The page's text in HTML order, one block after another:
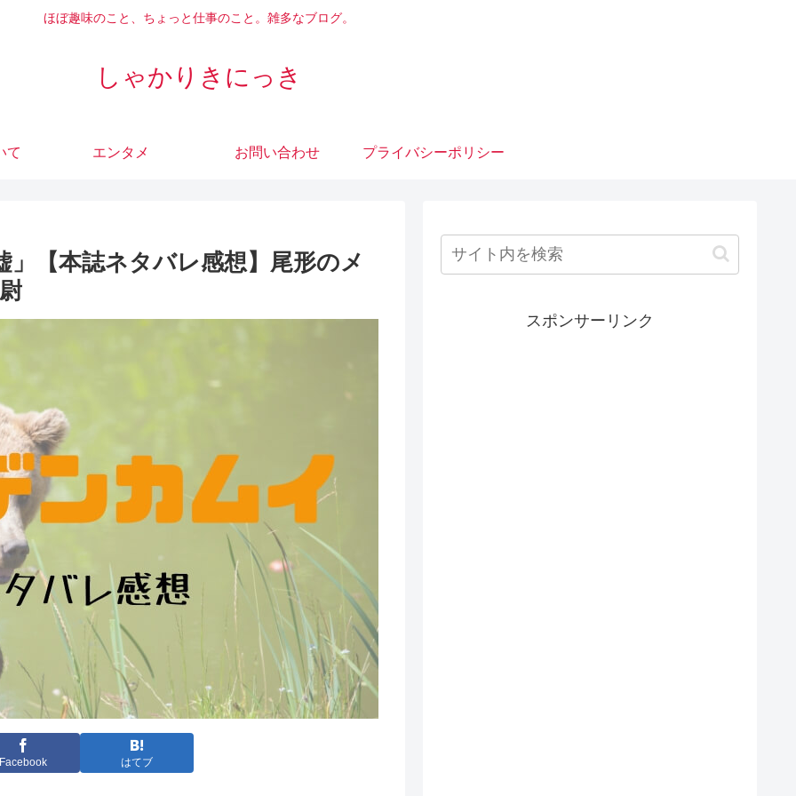
ほぼ趣味のこと、ちょっと仕事のこと。雑多なブログ。
しゃかりきにっき
て エンタメ お問い合わせ プライバシーポリシー
【本誌ネタバレ感想】尾形のメ
Facebook はてブ
スポンサーリンク